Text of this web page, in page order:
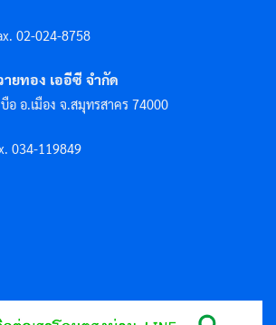
02-024-8758
ยทอง เออีซี จำกัด
อ.เมือง จ.สมุทรสาคร 74000
034-119849